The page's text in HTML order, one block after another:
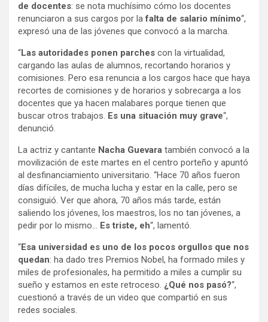
de docentes: se nota muchísimo cómo los docentes
renunciaron a sus cargos por lafalta de salario mínimo“,
expresó una de las jóvenes que convocó a la marcha.
“Las autoridades ponen parches con la virtualidad,
cargando las aulas de alumnos, recortando horarios y
comisiones. Pero esa renuncia a los cargos hace que haya
recortes de comisiones y de horarios y sobrecarga a los
docentes que ya hacen malabares porque tienen que
buscar otros trabajos. Es una situación muy grave“,
denunció.
La actriz y cantante Nacha Guevara también convocó a la
movilización de este martes en el centro porteño y apuntó
al desfinanciamiento universitario. “Hace 70 años fueron
días difíciles, de mucha lucha y estar en la calle, pero se
consiguió. Ver que ahora, 70 años más tarde, están
saliendo los jóvenes, los maestros, los no tan jóvenes, a
pedir por lo mismo… Es triste, eh“, lamentó.
“Esa universidad es uno de los pocos orgullos que nos
quedan: ha dado tres Premios Nobel, ha formado miles y
miles de profesionales, ha permitido a miles a cumplir su
sueño y estamos en este retroceso. ¿Qué nos pasó?“,
cuestionó a través de un video que compartió en sus
redes sociales.